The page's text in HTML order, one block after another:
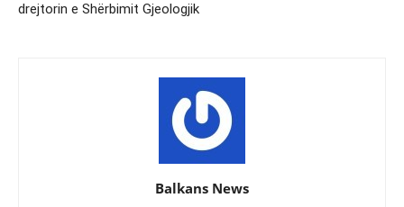
drejtorin e Shërbimit Gjeologjik
Balkans News